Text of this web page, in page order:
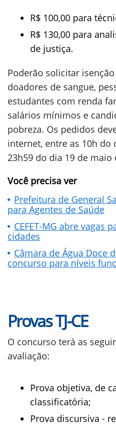
R$ 100,00 para
R$ 130,00 para
de justiça.
Poderão solicitar
doadores de sangue,
estudantes com renda
salários mínimos e
pobreza. Os pedidos
internet, entre as 10h do
23h59 do dia 19 de maio
Você precisa ver
Prefeitura de General
para Agentes de Saúde
CEFET-MG abre vagas
cidades
Câmara de Água Doce
concurso para níveis
Provas TJ-CE
O concurso terá as
avaliação:
Prova objetiva, de
classificatória;
Prova discursiva -